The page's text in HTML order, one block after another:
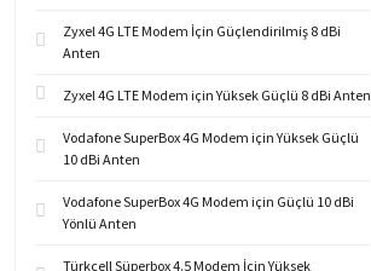
Zyxel 4G LTE Modem İçin Güçlendirilmiş 8 dBi
Anten
Zyxel 4G LTE Modem için Yüksek Güçlü 8 dBi Anten
Vodafone SuperBox 4G Modem için Yüksek Güçlü
10 dBi Anten
Vodafone SuperBox 4G Modem için Güçlü 10 dBi
Yönlü Anten
Türkcell Süperbox 4.5 Modem İçin Yüksek